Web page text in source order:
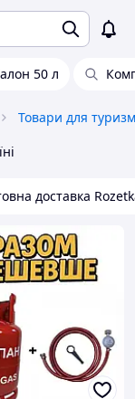
50 л
Товари для
доставка